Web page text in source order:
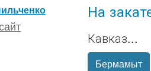
На
Кавказ...
Бермамыт